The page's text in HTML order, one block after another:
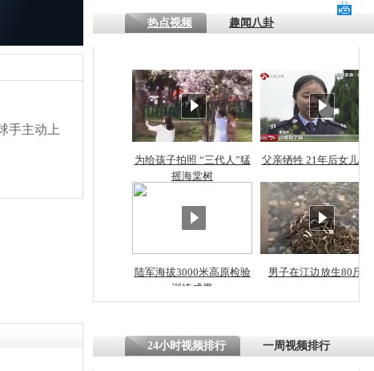
手主动上
热点视频 趣闻八卦
为给孩子拍照 “三代人”猛
摇海棠树
父亲牺牲 21年后女儿从警
陆军海拔3000米高原检验
训练成果
男子在江边放生80斤蛇
24小时视频排行 一周视频排行